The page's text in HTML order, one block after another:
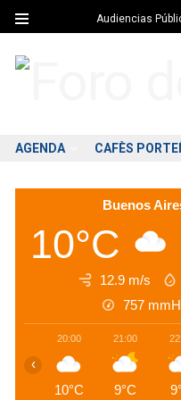
Audiencias
AGENDA CAFÈS
Buenos
10°C
12.9 m/s
757
20:00
10°C
21:00
9°C
‹